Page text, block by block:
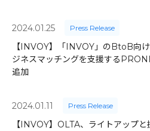
2024.01.25 Press Release
【INVOY】「INVOY」のBtoB向
ジネスマッチングを支援する
追加
2024.01.11 Press Release
【INVOY】OLTA、ライトアップ